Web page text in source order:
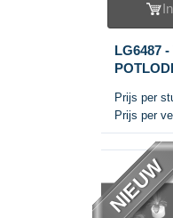
LG6487
Prijs per
Prijs per
NIEUW